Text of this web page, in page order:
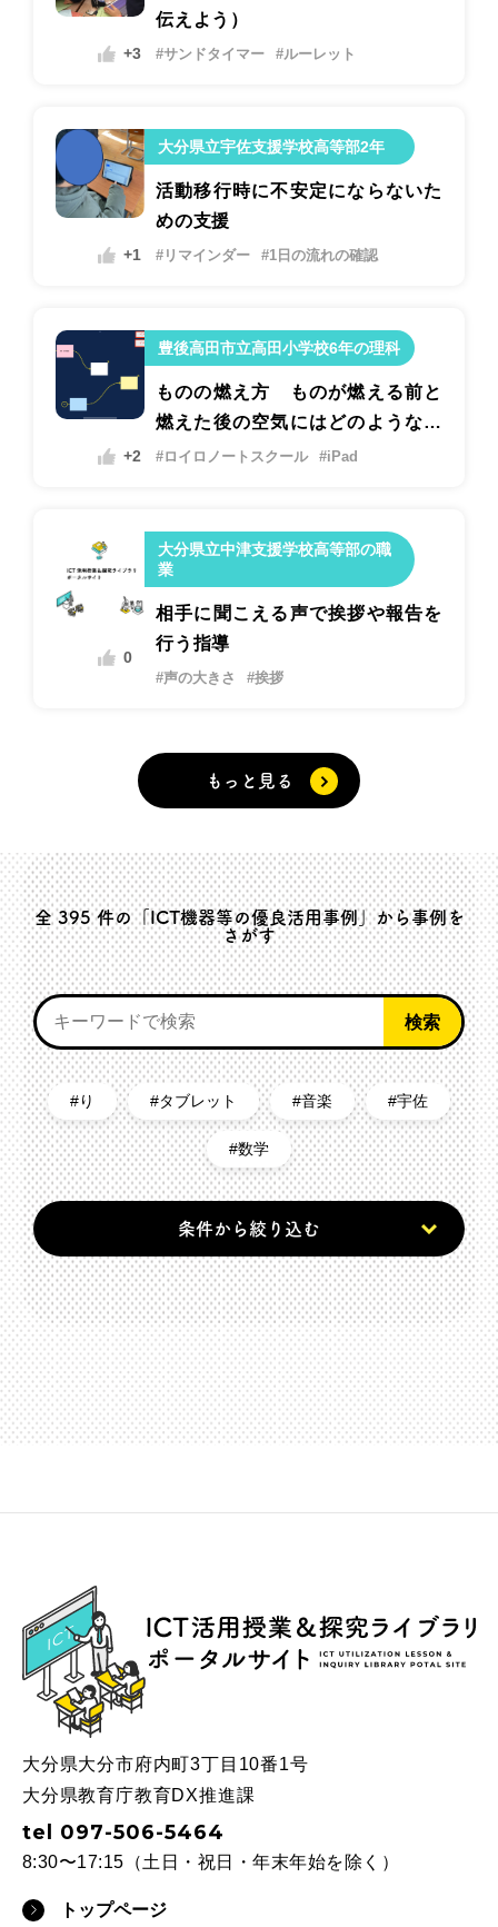
+3
伝えよう）
#サンドタイマー #ルーレット
大分県立宇佐支援学校高等部2年
+1
活動移行時に不安定にならないた
めの支援
#リマインダー #1日の流れの確認
豊後高田市立高田小学校6年の理科
+2
ものの燃え方 ものが燃える前と
燃えた後の空気にはどのような違
いがあるか？
#ロイロノートスクール #iPad
大分県立中津支援学校高等部の職
業
0
相手に聞こえる声で挨拶や報告を
行う指導
#声の大きさ #挨拶
もっと見る
全395件の「ICT機器等の優良活用事例」から事例を
さがす
り タブレット 音楽 宇佐
数学
条件から絞り込む
ICT
大分県大分市府内町3丁目10番1号
大分県教育庁教育DX推進課
tel 097-506-5464
8:30〜17:15（土日・祝日・年末年始を除く）
トップページ